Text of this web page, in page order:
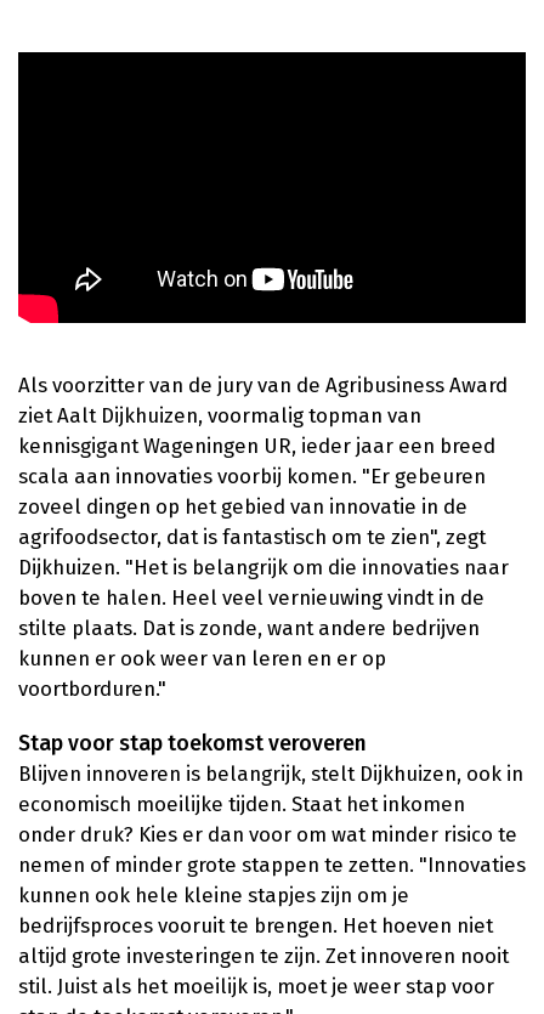
Als voorzitter van de jury van de Agribusiness Award
ziet Aalt Dijkhuizen, voormalig topman van
kennisgigant Wageningen UR, ieder jaar een breed
scala aan innovaties voorbij komen. "Er gebeuren
zoveel dingen op het gebied van innovatie in de
agrifoodsector, dat is fantastisch om te zien", zegt
Dijkhuizen. "Het is belangrijk om die innovaties naar
boven te halen. Heel veel vernieuwing vindt in de
stilte plaats. Dat is zonde, want andere bedrijven
kunnen er ook weer van leren en er op
voortborduren."
Stap voor stap toekomst veroveren
Blijven innoveren is belangrijk, stelt Dijkhuizen, ook in
economisch moeilijke tijden. Staat het inkomen
onder druk? Kies er dan voor om wat minder risico te
nemen of minder grote stappen te zetten. "Innovaties
kunnen ook hele kleine stapjes zijn om je
bedrijfsproces vooruit te brengen. Het hoeven niet
altijd grote investeringen te zijn. Zet innoveren nooit
stil. Juist als het moeilijk is, moet je weer stap voor